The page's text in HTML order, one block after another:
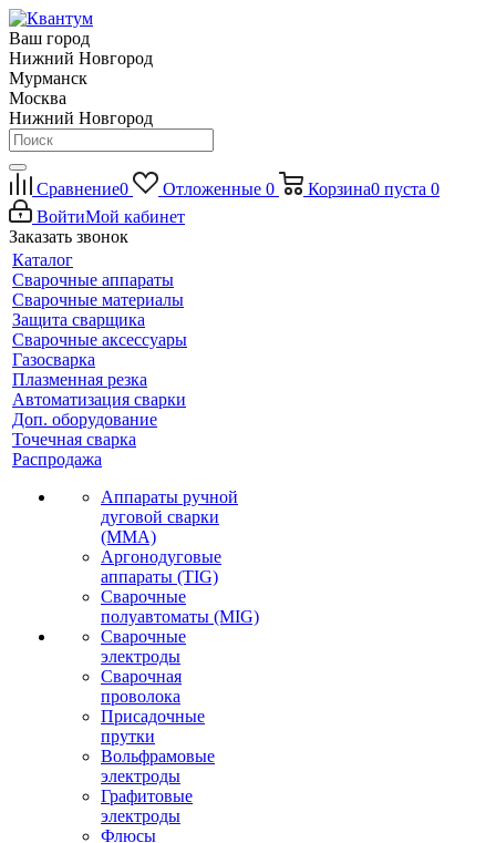
Ваш город
Нижний Новгород
Мурманск
Москва
Нижний Новгород
Сравнение0 Отложенные 0 Корзина0 пуста 0
ВойтиМой кабинет
Заказать звонок
Каталог
Сварочные аппараты
Сварочные материалы
Защита сварщика
Сварочные аксессуары
Газосварка
Плазменная резка
Автоматизация сварки
Доп. оборудование
Точечная сварка
Распродажа
Аппараты ручной
дуговой сварки
(MMA)
Аргонодуговые
аппараты (TIG)
Сварочные
полуавтоматы (MIG)
Сварочные
электроды
Сварочная
проволока
Присадочные
прутки
Вольфрамовые
электроды
Графитовые
электроды
Флюсы